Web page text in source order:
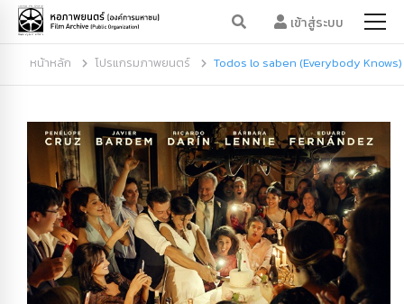
เข้าสู่ระบบ
หน้าหลัก โปรแกรมภาพยนตร์ Todos lo saben (Everybody Knows)